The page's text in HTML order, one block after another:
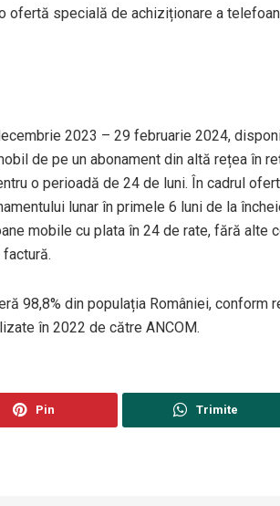
o ofertă specială de achiziționare a
2023 – 29 februarie 2024,
de pe un abonament din altă rețea în
o perioadă de 24 de luni. În cadrul
lunar în primele 6 luni de la
mobile cu plata în 24 de rate, fără alte
98,8% din populația României, conform
în 2022 de către ANCOM.
Pin Trimite